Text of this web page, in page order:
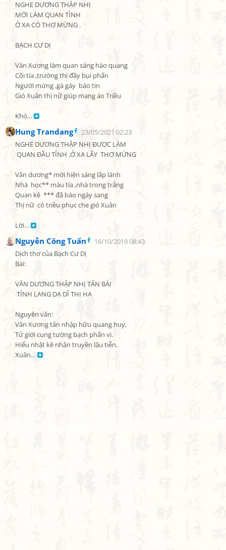
NGHE DƯƠNG THẬP NHỊ
MỚI LÀM QUAN TỈNH
Ở XA CÓ THƠ MỪNG .
BẠCH CƯ DỊ
Văn Xương làm quan sáng hào quang
Cõi tía ,trường thi đầy bụi phấn
Người mừng ,gà gáy  báo tin
Gió Xuân thị nữ giúp mang áo Triều
Khó…
Hung Trandang
23/05/2021 02:23
NGHE DƯƠNG THẬP NHỊ ĐƯỢC LÀM
Vân dương* mới hiện sáng lấp lánh
Nhà  học** màu tía ,nhà trong trắng
Quan kê  *** đã báo ngày sang
Thị nữ  có triều phục che gió Xuân
Lời…
Nguyễn Công Tuấn
16/10/2019 08:43
Dịch thơ của Bạch Cư Dị
Bài:
VĂN DƯƠNG THẬP NHỊ TÂN BÁI
Nguyên văn:
Văn Xương tân nhập hữu quang huy,
Tử giới cung tường bạch phấn vi.
Hiểu nhật kê nhân truyền lậu tiễn,
Xuân…